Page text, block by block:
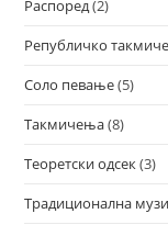
Распоред(2)
Републичко
Соло певање(5)
Такмичења(8)
Теоретски одсек(3)
Традиционална